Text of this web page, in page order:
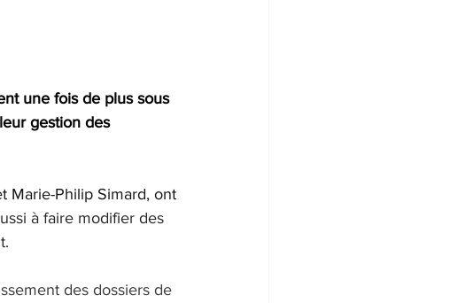
une fois de plus sous
gestion des
Marie-Philip Simard, ont
à faire modifier des
des dossiers de